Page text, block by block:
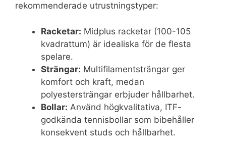
rekommenderade utrustningstyper:
Racketar: Midplus racketar (100-105
kvadrattum) är idealiska för de flesta
spelare.
Strängar: Multifilamentsträngar ger
komfort och kraft, medan
polyestersträngar erbjuder hållbarhet.
Bollar: Använd högkvalitativa, ITF-
godkända tennisbollar som bibehåller
konsekvent studs och hållbarhet.